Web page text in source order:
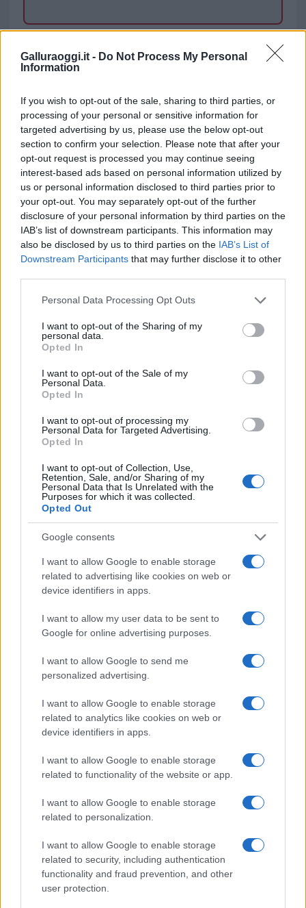
Galluraoggi.it - Do Not Process My Personal
Information
If you wish to opt-out of the sale, sharing to third parties, or
processing of your personal or sensitive information for
targeted advertising by us, please use the below opt-out
section to confirm your selection. Please note that after your
opt-out request is processed you may continue seeing
interest-based ads based on personal information utilized by
us or personal information disclosed to third parties prior to
your opt-out. You may separately opt-out of the further
disclosure of your personal information by third parties on the
IAB’s list of downstream participants. This information may
also be disclosed by us to third parties on the IAB’s List of
Downstream Participants that may further disclose it to other
Please note that this website/app uses one or more Google
not limited to your visit or usage behaviour. You may click to
grant or deny consent to Google and its third-party tags to
use your data for below specified purposes in below Google
consent section.
Personal Data Processing Opt Outs
I want to opt-out of the Sharing of my
personal data.
Opted In
I want to opt-out of the Sale of my
Personal Data.
Opted In
I want to opt-out of processing my
Personal Data for Targeted Advertising.
Opted In
I want to opt-out of Collection, Use,
Retention, Sale, and/or Sharing of my
Personal Data that Is Unrelated with the
Purposes for which it was collected.
Opted Out
Google consents
I want to allow Google to enable storage
related to advertising like cookies on web or
device identifiers in apps.
I want to allow my user data to be sent to
Google for online advertising purposes.
I want to allow Google to send me
personalized advertising.
I want to allow Google to enable storage
related to analytics like cookies on web or
device identifiers in apps.
I want to allow Google to enable storage
related to functionality of the website or app.
I want to allow Google to enable storage
related to personalization.
I want to allow Google to enable storage
related to security, including authentication
functionality and fraud prevention, and other
user protection.
Carabinieri Olbia
Controlli Carabinieri Olbia
Notizie in tempo reale?
Entra nel canale telegram di
GalluraOggi.it
Inviaci le tue segnalazioni,
i tuoi video e le tue foto
Su WhatsApp al numero +39
345 356 7512
Ricevi le nostre ultime news
daGoogle News
Condividi l'articolo
F
a
ce
b
o
k
T
w
it
te
Pi
n
te
re
st
W
h
at
s
A
p
p
S
h
a
re
Prossimo articolo
NOTIZIE RECENTI
Sangue, musica e solidarietà con Avis Olbia al
Meteo Olbia 9 agosto, temperature in calo
Salmo finisce in ospedale a Catania, ma il tour
va avanti: “Sicilia, ci sono”
Jovanotti, Gabry Ponte e Alfa: Olbia ombelico del
mondo per una notte
Giorgia Meloni a La Maddalena, la vicesindaco:
“Orgoglio e discrezione per visita privata̶…